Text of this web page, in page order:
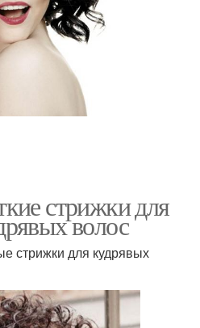
стрижки для
волос
стрижки для кудрявых